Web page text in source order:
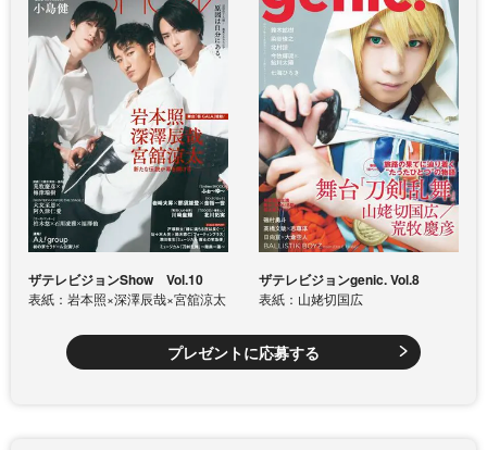
ザテレビジョンShow Vol.10
表紙：岩本照×深澤辰哉×宮舘涼太
ザテレビジョンgenic. Vol.8
表紙：山姥切国広
プレゼントに応募する